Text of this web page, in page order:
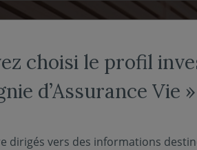
choisi le profil
d’Assurance Vie »
dirigés vers des informations